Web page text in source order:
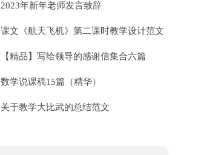
2023年新年老师发言致辞
课文《航天飞机》第二课时教学设计范文
【精品】写给领导的感谢信集合六篇
数学说课稿15篇（精华）
关于教学大比武的总结范文